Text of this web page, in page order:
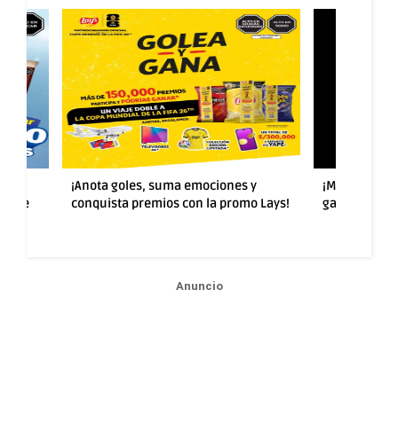
de
¡Anota goles, suma emociones y
conquista premios con la promo Lays!
¡Más sabor
ganar con la
Anuncio